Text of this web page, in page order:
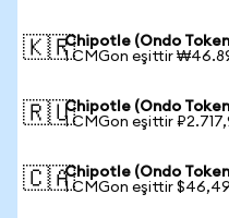
🇰🇷Chipotle (Ondo
1 CMGon eşittir
🇷🇺Chipotle (Ondo
1 CMGon eşittir
🇨🇦Chipotle (Ondo
1 CMGon eşittir $46,49